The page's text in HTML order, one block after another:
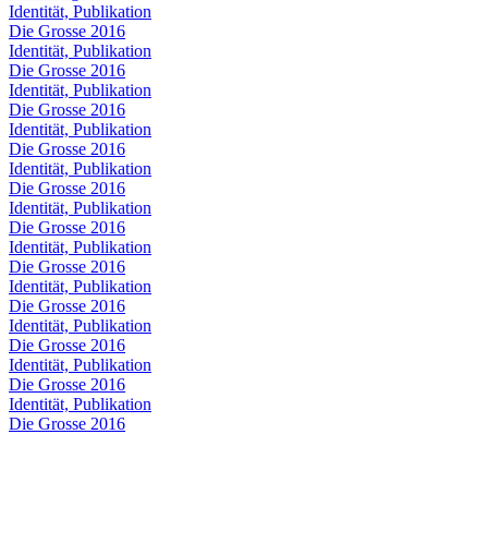
Identität, Publikation
Die Grosse 2016
Identität, Publikation
Die Grosse 2016
Identität, Publikation
Die Grosse 2016
Identität, Publikation
Die Grosse 2016
Identität, Publikation
Die Grosse 2016
Identität, Publikation
Die Grosse 2016
Identität, Publikation
Die Grosse 2016
Identität, Publikation
Die Grosse 2016
Identität, Publikation
Die Grosse 2016
Identität, Publikation
Die Grosse 2016
Identität, Publikation
Die Grosse 2016